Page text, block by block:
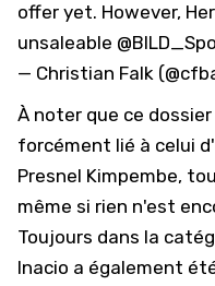
offer yet. However,
unsaleable
— Christian Falk
À noter que ce
forcément lié à celui
Presnel Kimpembe,
même si rien n'est
Toujours dans la
Inacio a également